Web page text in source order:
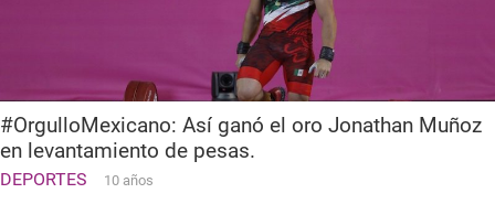
#OrgulloMexicano: Así ganó el oro Jonathan Muñoz
en levantamiento de pesas.
DEPORTES 10 años